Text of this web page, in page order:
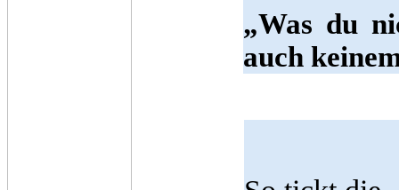
„Was du
auch